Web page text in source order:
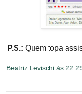
P.S.: Quem topa
Beatriz Levischi às